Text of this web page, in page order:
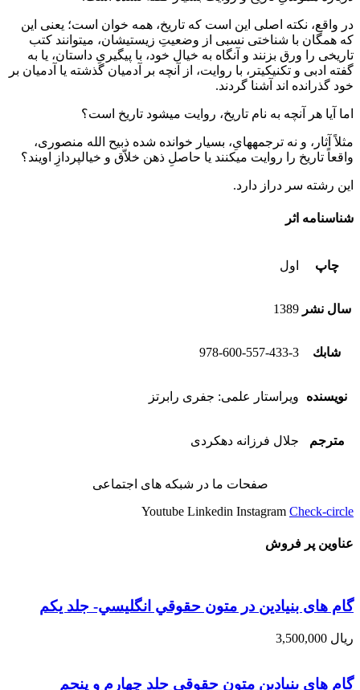
در واقع، نکته اصلی این است که تاریخ، همه خوان است؛ یعنی این
که همگان با شناختی نسبی از وضعیتِ زیستی­شان، می­توانند کتب
تاریخی را ورق بزنند و آنگاه به خیال خود، با پی­گیریِ داستان، یا به
گفته ادبی و تکنیکی­تر، با روایت، از آنچه بر آدمیان گذشته یا آدمیان بر
خود گذرانده ­اند آشنا گردند.
اما آیا هر آنچه به نام تاریخ، روایت می­شود تاریخ است؟
مثلاً آثار، و نه ترجمه­هایِ، بسیار خوانده شده ذبیح الله منصوری،
واقعاً تاریخ را روایت می­کنند یا حاصلِ ذهن خلاّق و خیال­پردازِ اویند؟
این رشته سر دراز دارد.
شناسنامه اثر
چاپ اول
سال نشر 1389
شابك 978-600-557-433-3
نویسنده ویراستار علمی: جفری رابرتز
مترجم جلال فرزانه دهکردی
صفحات ما در شبکه های اجتماعی
Youtube Linkedin Instagram Check-circle
عناوین پر فروش
گام های بنیادین در متون حقوقي انگليسي- جلد يكم
ریال
گام های بنیادین متون حقوقی جلد چهارم و پنجم